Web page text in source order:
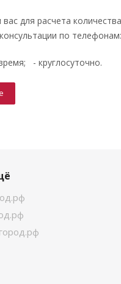
для расчета
по телефонам:
- круглосуточно.